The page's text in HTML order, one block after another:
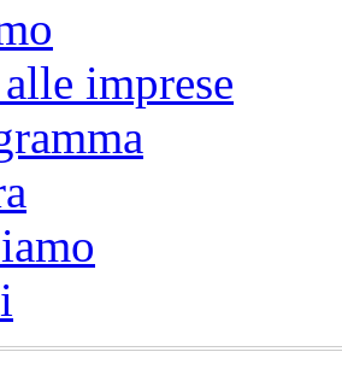
imprese